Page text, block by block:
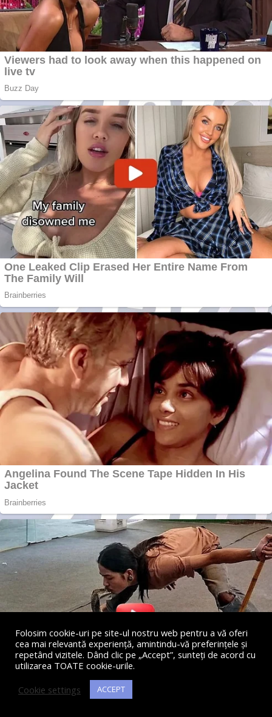
Folosim cookie-uri pe site-ul nostru web pentru a vă oferi
cea mai relevantă experiență, amintindu-vă preferințele și
repetând vizitele. Dând clic pe „Accept”, sunteți de acord cu
utilizarea TOATE cookie-urile.
Cookie settings
ACCEPT